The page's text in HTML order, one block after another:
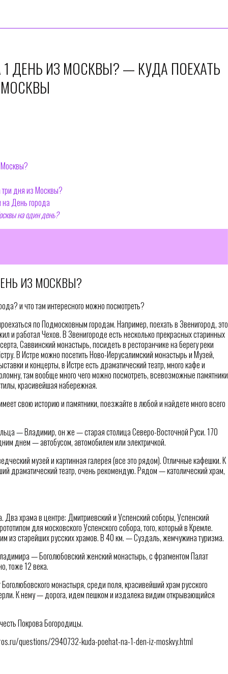
1 ДЕНЬ ИЗ МОСКВЫ? — КУДА ПОЕХАТЬ
три дня из Москвы?
на День города
на один день?
ИЗ МОСКВЫ?
и что там интересного можно посмотреть?
по Подмосковным городам. Например, поехать в Звенигород, это
и работал Чехов. В Звенигороде есть несколько прекрасных старинных
Саввинский монастырь, посидеть в ресторанчике на берегу реки
В Истре можно посетить Ново-Иерусалимский монастырь и Музей,
и концерты, в Истре есть драматический театр, много кафе и
там вообще много чего можно посмотреть, всевозможные памятники
красивейшая набережная.
свою историю и памятники, поезжайте в любой и найдете много всего
— Владимир, он же — старая столица Северо-Восточной Руси. 170
днем — автобусом, автомобилем или электричкой.
музей и картинная галерея (все это рядом). Отличные кафешки. К
драматический театр, очень рекомендую. Рядом — католический храм,
Два храма в центре: Дмитриевский и Успенский соборы, Успенский
для московского Успенского собора, того, который в Кремле.
из старейших русских храмов. В 40 км. — Суздаль, жемчужина туризма.
— Боголюбовский женский монастырь, с фрагментом Палат
тоже 12 века.
монастыря, среди поля, красивейший храм русского
К нему — дорога, идем пешком и издалека видим открывающийся
Покрова Богородицы.
questions/2940732-kuda-poehat-na-1-den-iz-moskvy.html